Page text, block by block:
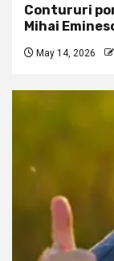
Contururi
Mihai
May 14, 2026